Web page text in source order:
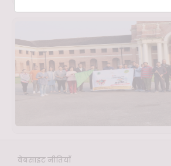
वेबसाइट नीतियाँ